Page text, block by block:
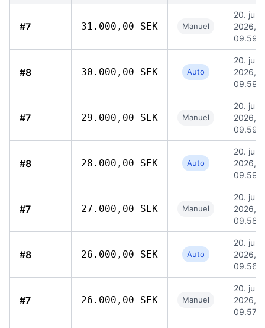
#7 31.000,00 SEK Manuel
20. jul.
2026,
09.59
#8 30.000,00 SEK Auto
20. jul.
2026,
09.59
#7 29.000,00 SEK Manuel
20. jul.
2026,
09.59
#8 28.000,00 SEK Auto
20. jul.
2026,
09.59
#7 27.000,00 SEK Manuel
20. jul.
2026,
09.58
#8 26.000,00 SEK Auto
20. jul.
2026,
09.56
#7 26.000,00 SEK Manuel
20. jul.
2026,
09.57